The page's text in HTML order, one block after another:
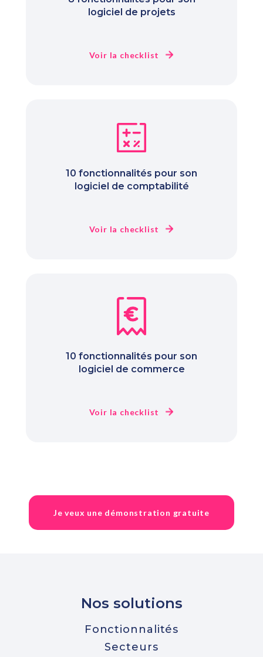
logiciel de projets
Voir la checklist
10 fonctionnalités pour son
logiciel de comptabilité
Voir la checklist
10 fonctionnalités pour son
logiciel de commerce
Voir la checklist
Je veux une démonstration gratuite
Nos solutions
Fonctionnalités
Secteurs